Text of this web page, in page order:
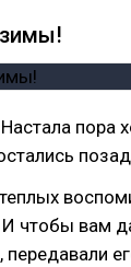
пора
чтобы вам